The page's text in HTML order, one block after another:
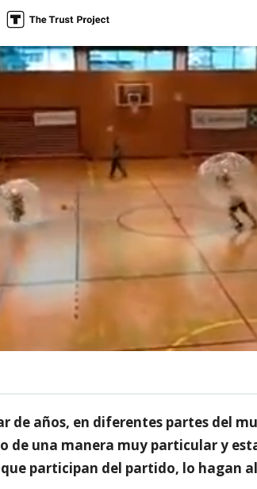
de años, en diferentes partes del
de una manera muy particular y
participan del partido, lo hagan